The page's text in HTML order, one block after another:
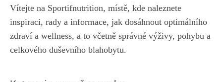
Vítejte na Sportifnutrition, místě, kde naleznete
inspiraci, rady a informace, jak dosáhnout optimálního
zdraví a wellness, a to včetně správné výživy, pohybu a
celkového duševního blahobytu.